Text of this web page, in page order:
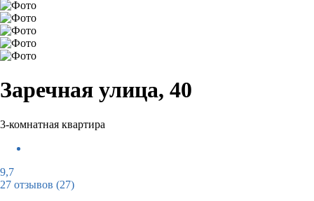
Заречная улица, 40
3-комнатная квартира
9,7
27 отзывов (27)